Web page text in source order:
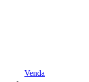
Venda